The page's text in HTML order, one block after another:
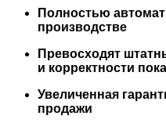
Полностью
производстве
Превосходят
и корректности
Увеличенная
продажи